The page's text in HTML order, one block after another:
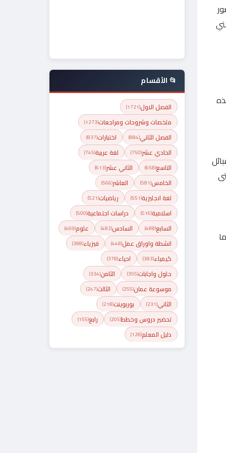
📂 الأقسام
الفصل الاول(1721)
ملخصات وشروحات ومراجعات(1273)
الفصل الثاني(884) اختبارات(837)
الحادي عشر(750) لغة عربية(745)
التاسع(658) الثاني عشر(613)
الخامس(581) العاشر(566)
لغة انجليزية(551) رياضيات(521)
اسلامية(516) دراسات اجتماعية(500)
السابع(488) السادس(482) علوم(469)
انشطة واوراق عمل(448) فيزياء(388)
كيمياء(383) احياء(378)
حلول واجابات(355) الثامن(334)
موسوعة عمان(255) الثالث(247)
الثاني(231) بوربوينت(218)
تحضير دروس وخطط(205) رابع(155)
دليل المعلم(128)